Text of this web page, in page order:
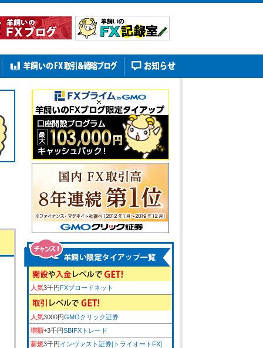
人気3千円FXブロードネット
人気3000円GMOクリック証券
増額+3千円SBIFXトレード
新規3千円インヴァスト証券[トライオートFX]